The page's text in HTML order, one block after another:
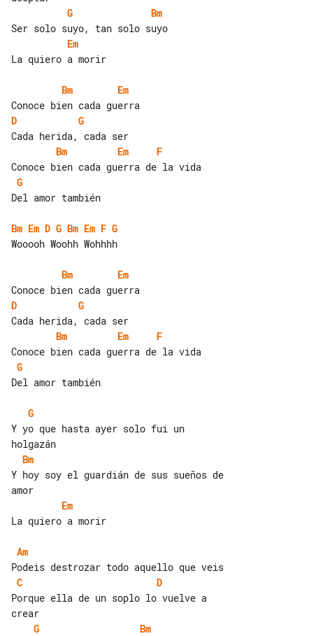
G
Bm
Em
La quiero a morir
Bm
Em
D
G
Bm
Em
F
G
Del amor también
Bm Em D G Bm Em F G
Wooooh Woohh Wohhhh
Bm
Em
D
G
Bm
Em
F
G
Del amor también
G
Y yo que hasta ayer solo fui un
Bm
Y hoy soy el guardián de sus sueños de
Em
La quiero a morir
Am
C
D
Porque ella de un soplo lo vuelve a
G
Bm